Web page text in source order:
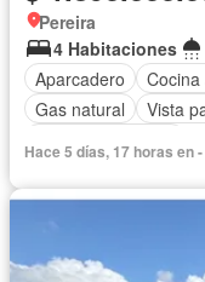
Pereira
4 Habitaciones
Aparcadero
Gas natural
Vista
Hace 5 días, 17 horas en